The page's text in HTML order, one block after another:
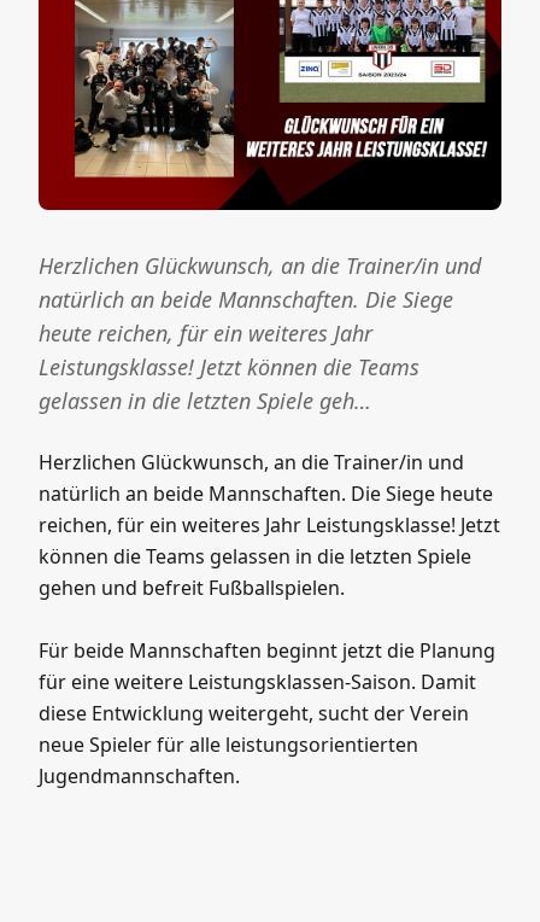
Herzlichen Glückwunsch, an die Trainer/in und
natürlich an beide Mannschaften. Die Siege
heute reichen, für ein weiteres Jahr
Leistungsklasse! Jetzt können die Teams
gelassen in die letzten Spiele geh…
Herzlichen Glückwunsch, an die Trainer/in und
natürlich an beide Mannschaften. Die Siege heute
reichen, für ein weiteres Jahr Leistungsklasse! Jetzt
können die Teams gelassen in die letzten Spiele
gehen und befreit Fußballspielen.
Für beide Mannschaften beginnt jetzt die Planung
für eine weitere Leistungsklassen-Saison. Damit
diese Entwicklung weitergeht, sucht der Verein
neue Spieler für alle leistungsorientierten
Jugendmannschaften.